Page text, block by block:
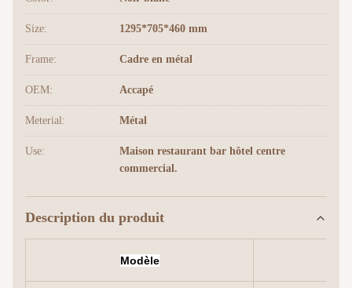
Size: 1295*705*460 mm
Frame: Cadre en métal
OEM: Accapé
Meterial: Métal
Use:
Maison restaurant bar hôtel centre
commercial.
Description du produit
Modèle